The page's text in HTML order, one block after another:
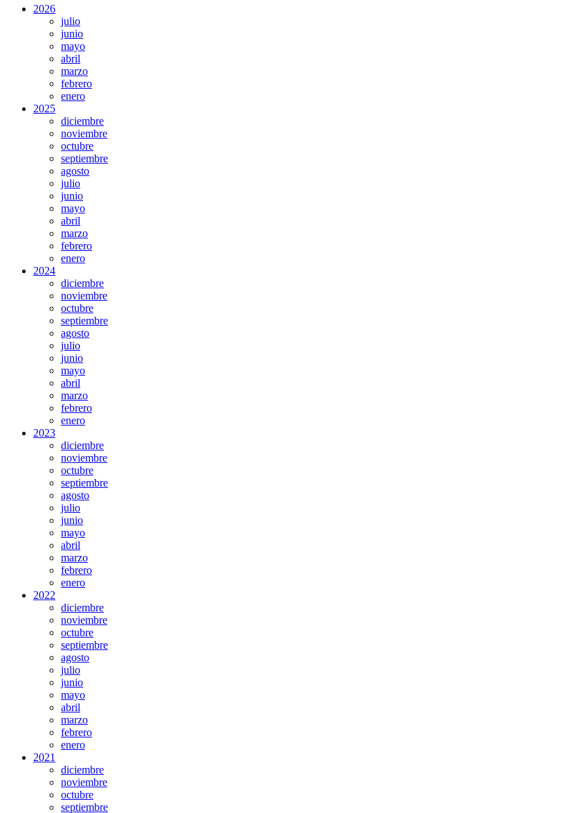
2026
julio
junio
mayo
abril
marzo
febrero
enero
2025
diciembre
noviembre
octubre
septiembre
agosto
julio
junio
mayo
abril
marzo
febrero
enero
2024
diciembre
noviembre
octubre
septiembre
agosto
julio
junio
mayo
abril
marzo
febrero
enero
2023
diciembre
noviembre
octubre
septiembre
agosto
julio
junio
mayo
abril
marzo
febrero
enero
2022
diciembre
noviembre
octubre
septiembre
agosto
julio
junio
mayo
abril
marzo
febrero
enero
2021
diciembre
noviembre
octubre
septiembre